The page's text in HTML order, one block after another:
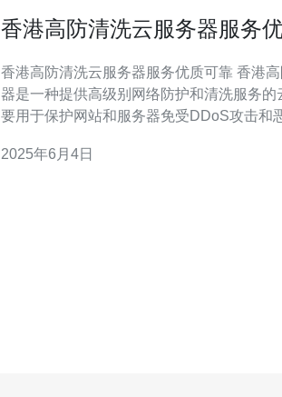
香港高防清洗云服务器服务
香港高防清洗云服务器服务优质可靠 香港高防清洗云服务
器是一种提供高级别网络防护和清洗服务的
要用于保护网站和服务器免受DDoS攻击和
和阻止恶意攻击，确保用户的网站和数据安全。 香港
2025年6月4日